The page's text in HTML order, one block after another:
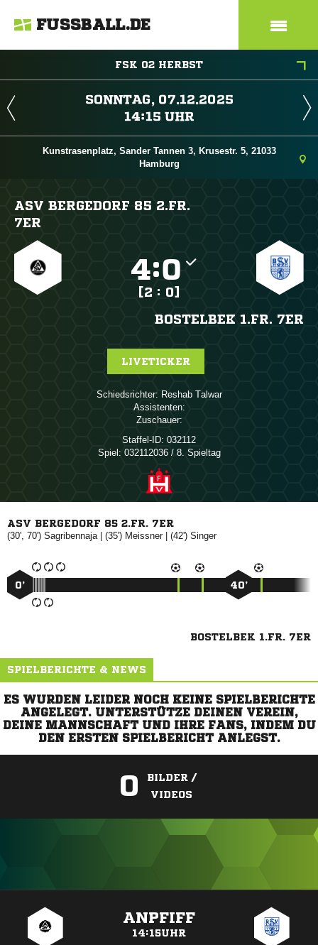
FUSSBALL.DE
FSK 02 HERBST
 
 
Kunstrasenplatz, Sander Tannen 3, Krusestr. 5, 21033
Hamburg
ASV BERGEDORF 85 2.FR.
7ER
:
[2 : 0]
BOSTELBEK 1.FR. 7ER
LIVETICKER
Schiedsrichter:  
Assistenten:
Zuschauer:
Staffel-ID: 032112
Spiel: 032112036 / 8. Spieltag
ASV BERGEDORF 85 2.FR. 7ER
(30', 70') | (35') | (42') 
0’ 40’
BOSTELBEK 1.FR. 7ER
SPIELBERICHTE & NEWS
ES WURDEN LEIDER NOCH KEINE SPIELBERICHTE
ANGELEGT. UNTERSTÜTZE DEINEN VEREIN,
DEINE MANNSCHAFT UND IHRE FANS, INDEM DU
DEN ERSTEN SPIELBERICHT ANLEGST.
0
BILDER /
VIDEOS
ANPFIFF
14:15UHR